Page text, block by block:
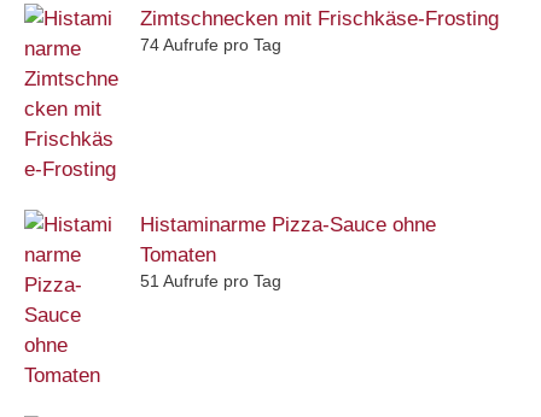
Zimtschnecken mit Frischkäse-Frosting
74 Aufrufe pro Tag
Histaminarme Pizza-Sauce ohne
Tomaten
51 Aufrufe pro Tag